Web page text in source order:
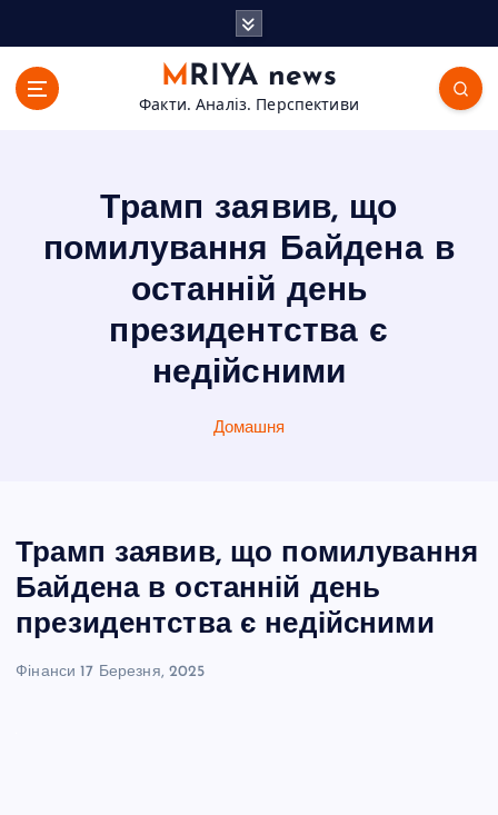
MRIYA news
Факти. Аналіз. Перспективи
Трамп заявив, що
помилування Байдена в
останній день
президентства є
недійсними
Домашня
Трамп заявив, що помилування
Байдена в останній день
президентства є недійсними
Фінанси 17 Березня, 2025